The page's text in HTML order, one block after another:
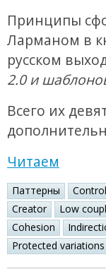
Принципы
Ларманом в
русском
2.0 и
Всего их
Читаем
Паттерны
Creator
Low
Cohesion
Protected variations